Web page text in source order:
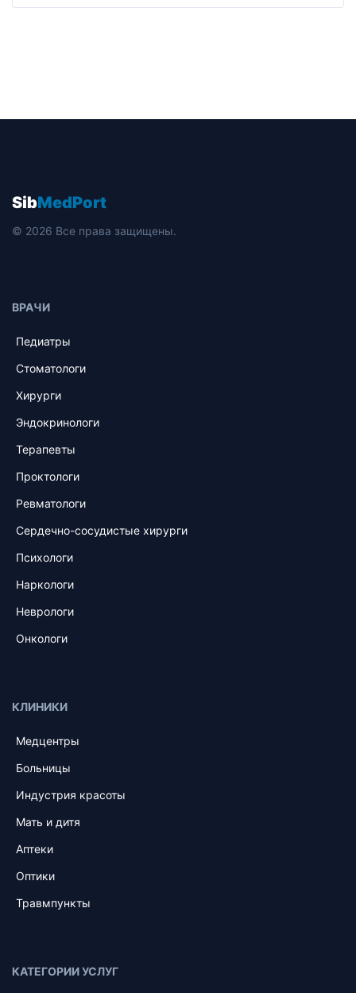
SibMedPort
© 2026 Все права защищены.
ВРАЧИ
Педиатры
Стоматологи
Хирурги
Эндокринологи
Терапевты
Проктологи
Ревматологи
Сердечно-сосудистые хирурги
Психологи
Наркологи
Неврологи
Онкологи
КЛИНИКИ
Медцентры
Больницы
Индустрия красоты
Мать и дитя
Аптеки
Оптики
Травмпункты
КАТЕГОРИИ УСЛУГ